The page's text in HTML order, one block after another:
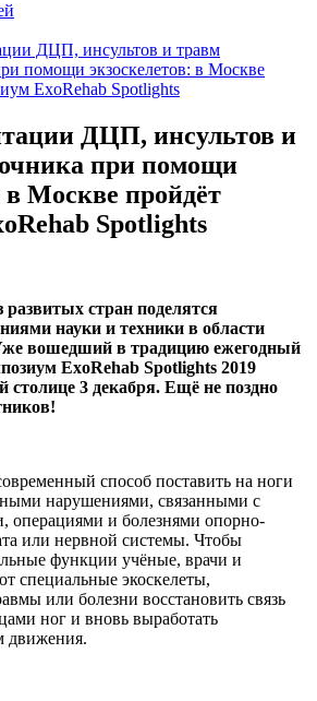
ДЦП, инсультов и травм
помощи экзоскелетов: в Москве
ExoRehab Spotlights
ДЦП, инсультов и
при помощи
в Москве пройдёт
Spotlights
развитых стран поделятся
науки и техники в области
вошедший в традицию ежегодный
ExoRehab Spotlights 2019
столице 3 декабря. Ещё не поздно
способ поставить на ноги
нарушениями, связанными с
операциями и болезнями опорно-
или нервной системы. Чтобы
функции учёные, врачи и
специальные экоскелеты,
или болезни восстановить связь
ног и вновь выработать
движения.